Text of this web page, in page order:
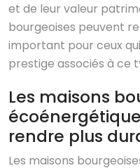
et de leur valeur
bourgeoises peuvent
important pour ceux
prestige associés à ce
Les maisons
rendre plus
Les maisons